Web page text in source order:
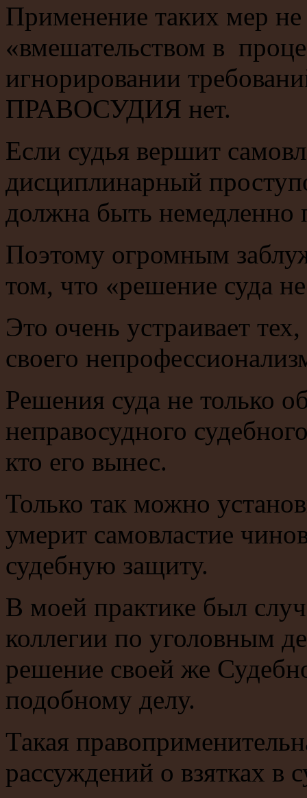
Применение таких мер не
«вмешательством в
игнорировании
ПРАВОСУДИЯ нет.
Если судья вершит
дисциплинарный
должна быть немедленно
Поэтому огромным
том, что «решение суда
Это очень устраивает
своего
Решения суда не только
неправосудного
кто его вынес.
Только так можно
умерит самовластие
судебную защиту.
В моей практике был
коллегии по уголовным
решение своей же
подобному делу.
Такая
рассуждений о взятках в